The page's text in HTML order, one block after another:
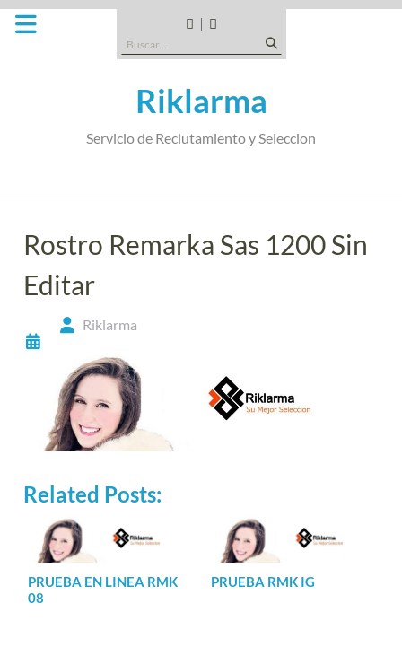
Saltar
CANDIDATOS
TIPO
EMPRESA
SOMOS
Buscar:
Riklarma
Servicio de Reclutamiento y Seleccion
Rostro Remarka Sas 1200 Sin
Editar
Riklarma
Related Posts:
PRUEBA EN LINEA RMK
08
PRUEBA RMK IG